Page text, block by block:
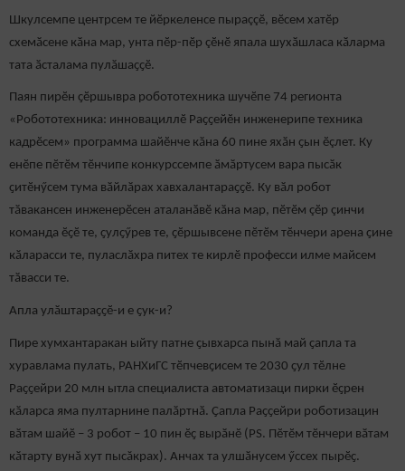
Шкулсемпе центрсем те йӗркеленсе пыраççӗ, вӗсем хатӗр
схемӑсене кӑна мар, унта пӗр-пӗр çӗнӗ япала шухӑшласа кӑларма
тата ӑсталама пулӑшаҫҫӗ.
Паян пирӗн ҫӗршывра робототехника шучӗпе 74 регионта
«Робототехника: инновациллӗ Раҫҫейӗн инженерипе техника
кадрӗсем» программа шайӗнче кӑна 60 пине яхӑн ҫын ӗçлет. Ку
енӗпе пӗтӗм тӗнчипе конкурссемпе ӑмӑртусем вара пысӑк
ҫитӗнӳсем тума вӑйлӑрах хавхалантараҫҫӗ. Ку вӑл робот
тӑвакансен инженерӗсен аталанӑвӗ кӑна мар, пӗтӗм çӗр çинчи
команда ӗҫӗ те, ҫулҫӳрев те, ҫӗршывсене пӗтӗм тӗнчери арена ҫине
кӑларасси те, пуласлӑхра питех те кирлӗ професси илме майсем
тӑвасси те.
Апла улӑштараҫҫӗ-и е ҫук-и?
Пире хумхантаракан ыйту патне ҫывхарса пынӑ май ҫапла та
хуравлама пулать, РАНХиГС тӗпчевҫисем те 2030 ҫул тӗлне
Раҫҫейри 20 млн ытла специалиста автоматизаци пирки ӗҫрен
кӑларса яма пултарнине палӑртнӑ. Ҫапла Раҫҫейри роботизацин
вӑтам шайӗ – 3 робот – 10 пин ӗҫ вырӑнӗ (РS. Пӗтӗм тӗнчери вӑтам
кӑтарту вунӑ хут пысăкрах). Анчах та улшӑнусем ӳссех пырӗҫ.